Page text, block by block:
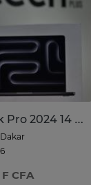
MacBook Pro 2024 14 Pouces-M4 Max|64GB RAM|2 Téra|AZERTY
CFA